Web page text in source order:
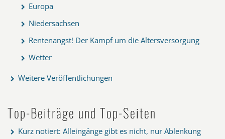
Europa
Niedersachsen
Rentenangst! Der Kampf um die Altersversorgung
Wetter
Weitere Veröffentlichungen
Top-Beiträge und Top-Seiten
Kurz notiert: Alleingänge gibt es nicht, nur Ablenkung